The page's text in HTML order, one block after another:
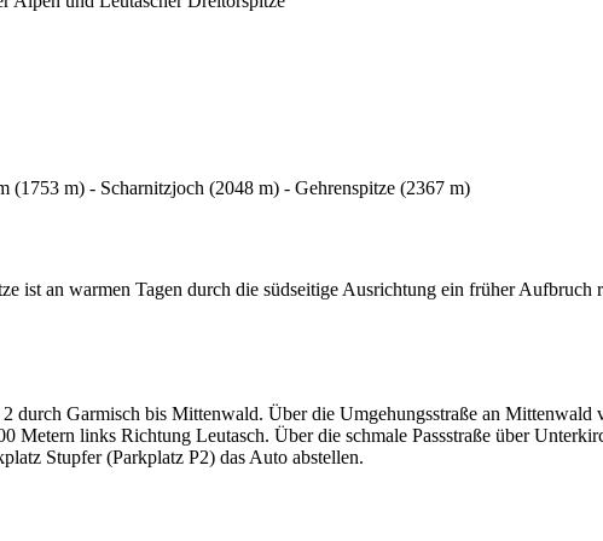
(1753 m) - Scharnitzjoch (2048 m) - Gehrenspitze (2367 m)
ist an warmen Tagen durch die südseitige Ausrichtung ein früher
durch Garmisch bis Mittenwald. Über die Umgehungsstraße an Mittenwald
Metern links Richtung Leutasch. Über die schmale Passstraße über
Stupfer (Parkplatz P2) das Auto abstellen.